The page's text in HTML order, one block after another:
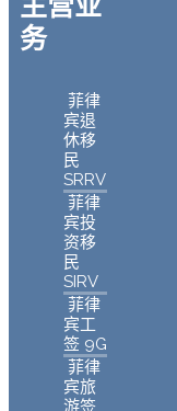
务
菲律
宾退
休移
民
SRRV
菲律
宾投
资移
民
SIRV
菲律
宾工
签 9G
菲律
宾旅
游签